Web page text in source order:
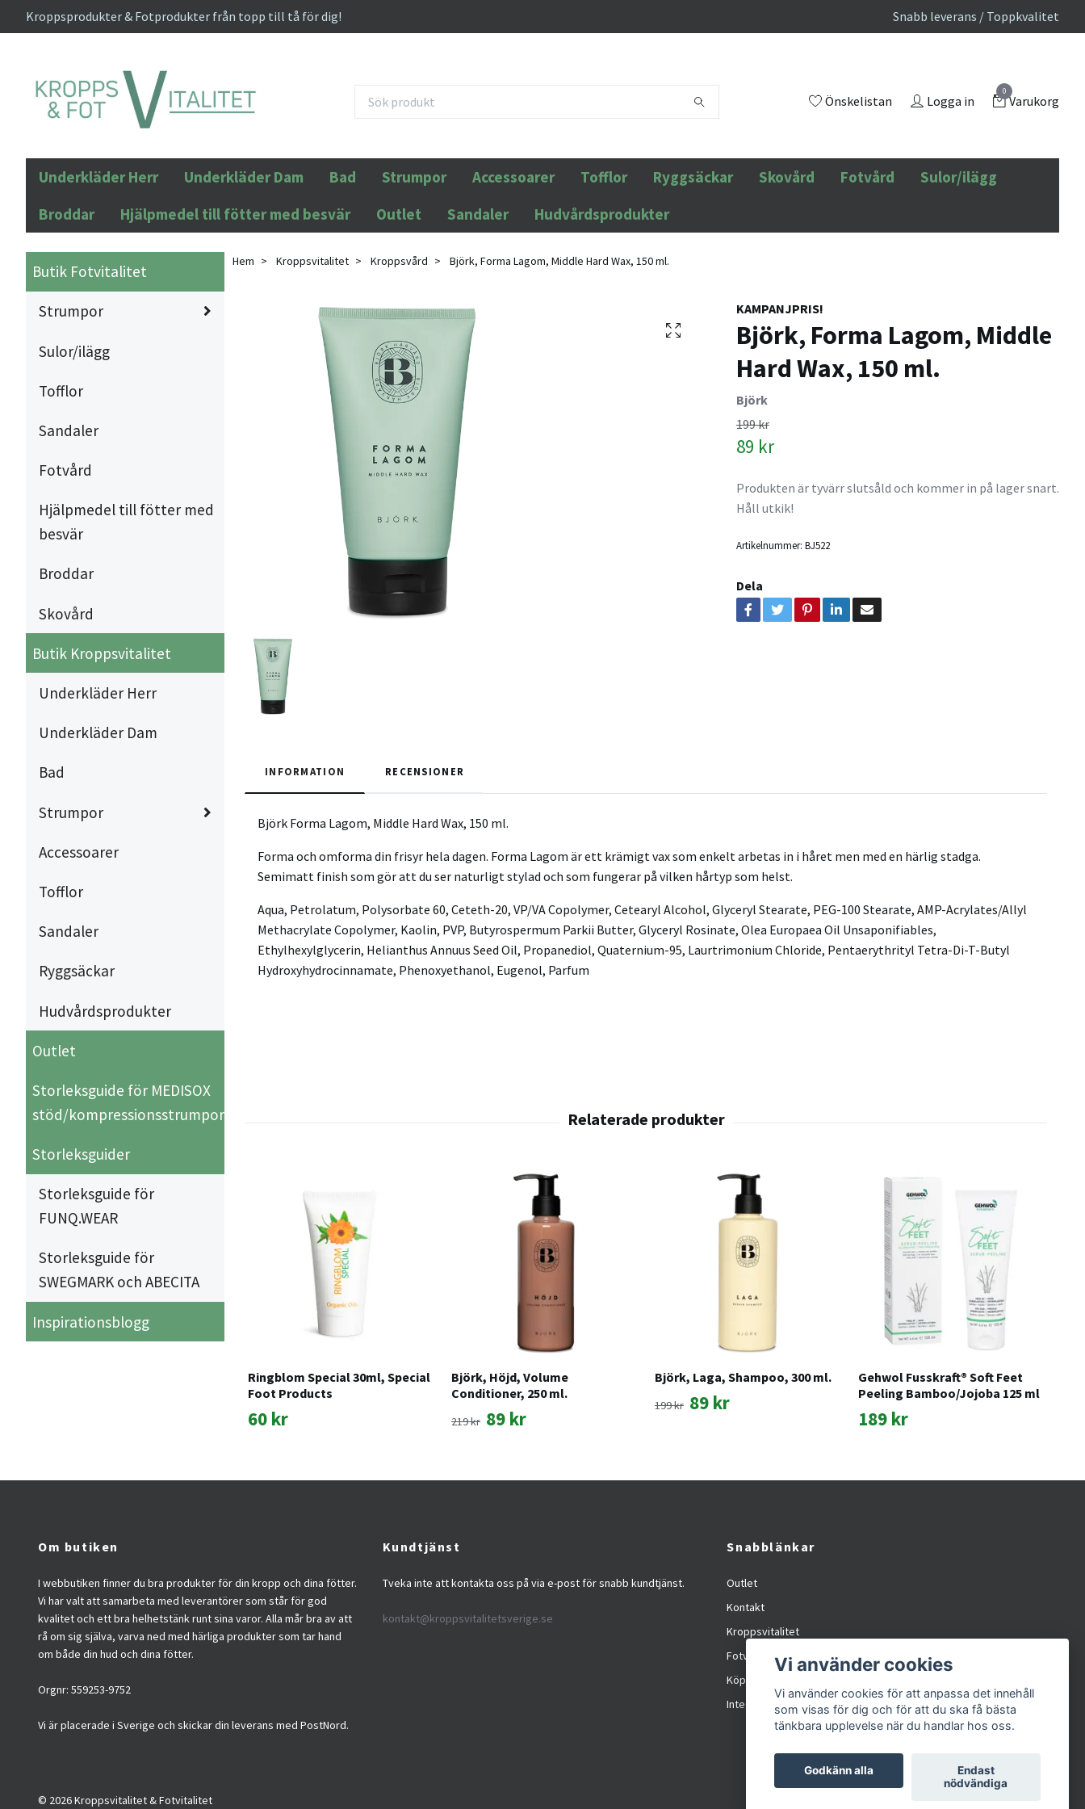
Kroppsprodukter & Fotprodukter från topp till tå för dig! Snabb leverans / Toppkvalitet
Önskelistan Logga in
0
Varukorg
Underkläder Herr Underkläder Dam Bad Strumpor Accessoarer Tofflor Ryggsäckar Skovård Fotvård
Sulor/ilägg
Broddar
Hjälpmedel till fötter med besvär Outlet Sandaler Hudvårdsprodukter
Butik Fotvitalitet
Strumpor
Sulor/ilägg
Tofflor
Sandaler
Fotvård
Hjälpmedel till fötter med
besvär
Broddar
Skovård
Butik Kroppsvitalitet
Underkläder Herr
Underkläder Dam
Bad
Strumpor
Accessoarer
Tofflor
Sandaler
Ryggsäckar
Hudvårdsprodukter
Outlet
Storleksguide för MEDISOX
stöd/kompressionsstrumpor
Storleksguider
Storleksguide för
FUNQ.WEAR
Storleksguide för
SWEGMARK och ABECITA
Inspirationsblogg
Hem Kroppsvitalitet Kroppsvård Björk, Forma Lagom, Middle Hard Wax, 150 ml.
KAMPANJPRIS!
Björk, Forma Lagom, Middle
Hard Wax, 150 ml.
Björk
199 kr
89 kr
Produkten är tyvärr slutsåld och kommer in på lager snart.
Håll utkik!
Artikelnummer: BJ522
Dela
INFORMATION RECENSIONER
Björk Forma Lagom, Middle Hard Wax, 150 ml.
Forma och omforma din frisyr hela dagen. Forma Lagom är ett krämigt vax som enkelt arbetas in i håret men med en härlig stadga.
Semimatt finish som gör att du ser naturligt stylad och som fungerar på vilken hårtyp som helst.
Aqua, Petrolatum, Polysorbate 60, Ceteth-20, VP/VA Copolymer, Cetearyl Alcohol, Glyceryl Stearate, PEG-100 Stearate, AMP-Acrylates/Allyl
Methacrylate Copolymer, Kaolin, PVP, Butyrospermum Parkii Butter, Glyceryl Rosinate, Olea Europaea Oil Unsaponifiables,
Ethylhexylglycerin, Helianthus Annuus Seed Oil, Propanediol, Quaternium-95, Laurtrimonium Chloride, Pentaerythrityl Tetra-Di-T-Butyl
Hydroxyhydrocinnamate, Phenoxyethanol, Eugenol, Parfum
Ringblom Special 30ml, Special
Foot Products
60 kr
Björk, Höjd, Volume
Conditioner, 250 ml.
219 kr 89 kr
Björk, Laga, Shampoo, 300 ml.
199 kr 89 kr
Gehwol Fusskraft® Soft Feet
Peeling Bamboo/Jojoba 125 ml
189 kr
Om butiken
I webbutiken finner du bra produkter för din kropp och dina fötter.
Vi har valt att samarbeta med leverantörer som står för god
kvalitet och ett bra helhetstänk runt sina varor. Alla mår bra av att
rå om sig själva, varva ned med härliga produkter som tar hand
om både din hud och dina fötter.
Orgnr: 559253-9752
Vi är placerade i Sverige och skickar din leverans med PostNord.
Kundtjänst
Tveka inte att kontakta oss på via e-post för snabb kundtjänst.
kontakt@kroppsvitalitetsverige.se
Snabblänkar
Outlet
Kontakt
Kroppsvitalitet
Fotvitalitet
Köpvillkor
Integritetspolicy / cookies
© 2026 Kroppsvitalitet & Fotvitalitet
Vi använder cookies
Vi använder cookies för att anpassa det innehåll
som visas för dig och för att du ska få bästa
tänkbara upplevelse när du handlar hos oss.
Godkänn alla
Endast
nödvändiga